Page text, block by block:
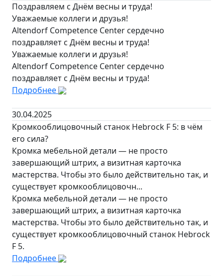
Поздравляем с Днём весны и труда!
Уважаемые коллеги и друзья!
Altendorf Competence Center сердечно
поздравляет с Днём весны и труда!
Уважаемые коллеги и друзья!
Altendorf Competence Center сердечно
поздравляет с Днём весны и труда!
Подробнее
30.04.2025
Кромкооблицовочный станок Hebrock F 5: в чём
его сила?
Кромка мебельной детали — не просто
завершающий штрих, а визитная карточка
мастерства. Чтобы это было действительно так, и
существует кромкооблицовочн...
Кромка мебельной детали — не просто
завершающий штрих, а визитная карточка
мастерства. Чтобы это было действительно так, и
существует кромкооблицовочный станок Hebrock
F 5.
Подробнее